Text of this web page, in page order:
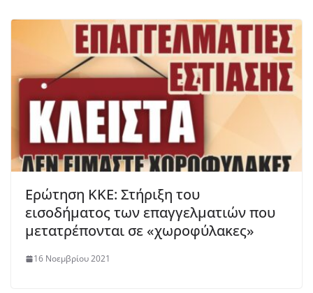
Ερώτηση ΚΚΕ: Στήριξη του
εισοδήματος των επαγγελματιών που
μετατρέπονται σε «χωροφύλακες»
16 Νοεμβρίου 2021